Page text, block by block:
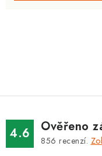
á
d
a
c
4.6 Ověřeno
856 recenzí.